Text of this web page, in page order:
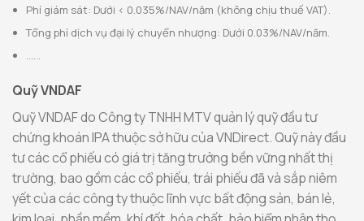
Phí giám sát: Dưới < 0.035%/NAV/năm (không chịu thuế VAT).
Tổng phí dịch vụ đại lý chuyển nhượng: Dưới 0.03%/NAV/năm.
……
Quỹ VNDAF
Quỹ VNDAF do Công ty TNHH MTV quản lý quỹ đầu tư
chứng khoán IPA thuộc sở hữu của VNDirect. Quỹ này đầu
tư các cổ phiếu có giá trị tăng trưởng bền vững nhất thị
trường, bao gồm các cổ phiếu, trái phiếu đã và sắp niêm
yết của các công ty thuộc lĩnh vực bất động sản, bán lẻ,